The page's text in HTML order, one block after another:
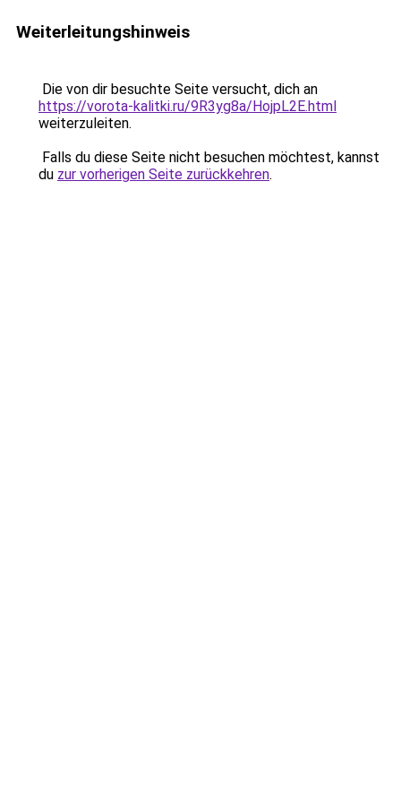
Weiterleitungshinweis
Die von dir besuchte Seite versucht, dich an
https://vorota-kalitki.ru/9R3yg8a/HojpL2E.html
weiterzuleiten.
Falls du diese Seite nicht besuchen möchtest, kannst
du zur vorherigen Seite zurückkehren.